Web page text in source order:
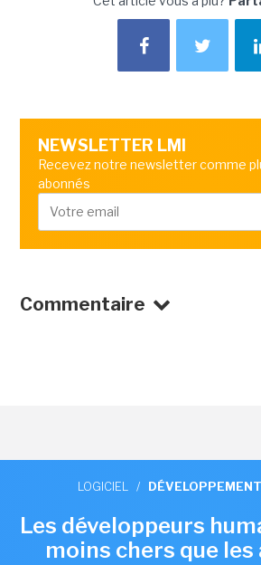
NEWSLETTER LMI
Recevez notre newsletter comme
abonnés
Commentaire
LOGICIEL /
Les développeurs
moins chers que